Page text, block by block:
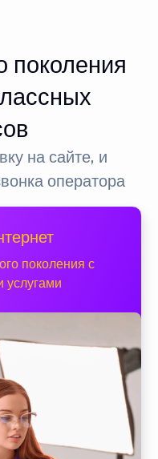
поколения
на сайте, и
оператора
поколения с
услугами